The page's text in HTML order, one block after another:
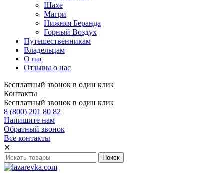
Шахе
Магри
Нижняя Беранда
Горный Воздух
Путешественникам
Владельцам
О нас
Отзывы о нас
Бесплатный звонок в один клик
Контакты
Бесплатный звонок в один клик
8 (800) 201 80 82
Напишите нам
Обратный звонок
Все контакты
✕